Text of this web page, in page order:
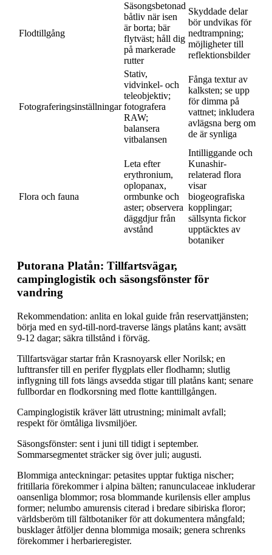
Flodtillgång
Säsongsbetonad
båtliv när isen
är borta; bär
flytväst; håll dig
på markerade
rutter
Skyddade delar
bör undvikas för
nedtrampning;
möjligheter till
reflektionsbilder
Fotograferingsinställningar
Stativ,
vidvinkel- och
teleobjektiv;
fotografera
RAW;
balansera
vitbalansen
Fånga textur av
kalksten; se upp
för dimma på
vattnet; inkludera
avlägsna berg om
de är synliga
Flora och fauna
Leta efter
erythronium,
oplopanax,
ormbunke och
aster; observera
däggdjur från
avstånd
Intilliggande och
Kunashir-
relaterad flora
visar
biogeografiska
kopplingar;
sällsynta fickor
upptäcktes av
botaniker
Putorana Platån: Tillfartsvägar,
campinglogistik och säsongsfönster för
vandring
Rekommendation: anlita en lokal guide från reservattjänsten;
börja med en syd-till-nord-traverse längs platåns kant; avsätt
9-12 dagar; säkra tillstånd i förväg.
Tillfartsvägar startar från Krasnoyarsk eller Norilsk; en
lufttransfer till en perifer flygplats eller flodhamn; slutlig
inflygning till fots längs avsedda stigar till platåns kant; senare
fullbordar en flodkorsning med flotte kanttillgången.
Campinglogistik kräver lätt utrustning; minimalt avfall;
respekt för ömtåliga livsmiljöer.
Säsongsfönster: sent i juni till tidigt i september.
Sommarsegmentet sträcker sig över juli; augusti.
Blommiga anteckningar: petasites upptar fuktiga nischer;
fritillaria förekommer i alpina bälten; ranunculaceae inkluderar
oansenliga blommor; rosa blommande kurilensis eller amplus
former; nelumbo amurensis citerad i bredare sibiriska floror;
världsberöm till fältbotaniker för att dokumentera mångfald;
busklager åtföljer denna blommiga mosaik; genera schrenks
förekommer i herbarieregister.